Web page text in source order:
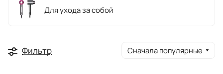
Для ухода за собой
Фильтр Сначала популярные